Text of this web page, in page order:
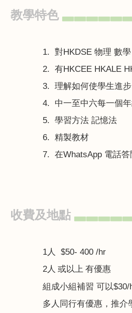
教學特色
1. 對HKDSE 物理 數學
2. 有HKCEE HKALE
3. 理解如何使學生進步
4. 中一至中六每一個
5. 學習方法 記憶法
6. 精製教材
7. 在WhatsApp 電話答
收費及地點
1人
$50- 400 /hr
2人 或以上 有優惠
組成小組補習 可以$30/
多人同行有優惠，推介